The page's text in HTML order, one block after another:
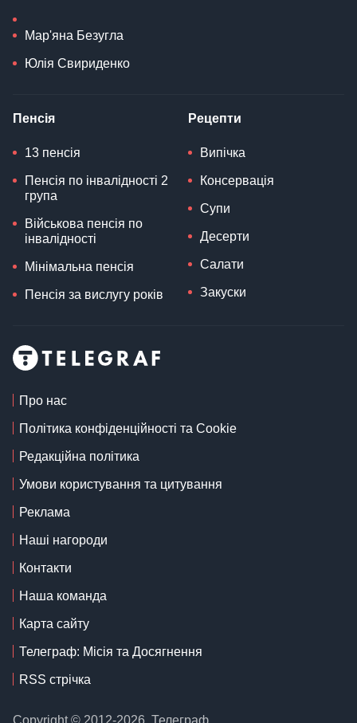
Мар'яна Безугла
Юлія Свириденко
Пенсія
13 пенсія
Пенсія по інвалідності 2
група
Військова пенсія по
інвалідності
Мінімальна пенсія
Пенсія за вислугу років
Рецепти
Випічка
Консервація
Супи
Десерти
Салати
Закуски
Про нас
Політика конфіденційності та Cookie
Редакційна політика
Умови користування та цитування
Реклама
Наші нагороди
Контакти
Наша команда
Карта сайту
Телеграф: Місія та Досягнення
RSS стрічка
Copyright © 2012-2026, Телеграф.